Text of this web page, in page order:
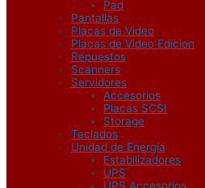
Pad
Pantallas
Placas de Video
Placas de Video Edicion
Repuestos
Scanners
Servidores
Accesorios
Placas SCSI
Storage
Teclados
Unidad de Energía
Estabilizadores
UPS